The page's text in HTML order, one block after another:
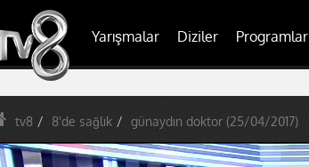
Yarışmalar Diziler Programlar
tv8 8'de sağlık günaydın doktor (25/04/2017)